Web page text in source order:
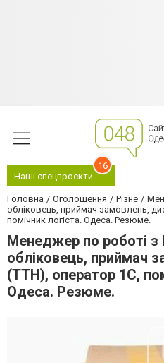
Наші спецпроєкти
16
Головна Оголошення Різне
обліковець, приймач замовлень,
помічник логіста. Одеса. Резюме.
Менеджер по роботі з
обліковець, приймач
(ТТН), оператор 1С,
Одеса. Резюме.